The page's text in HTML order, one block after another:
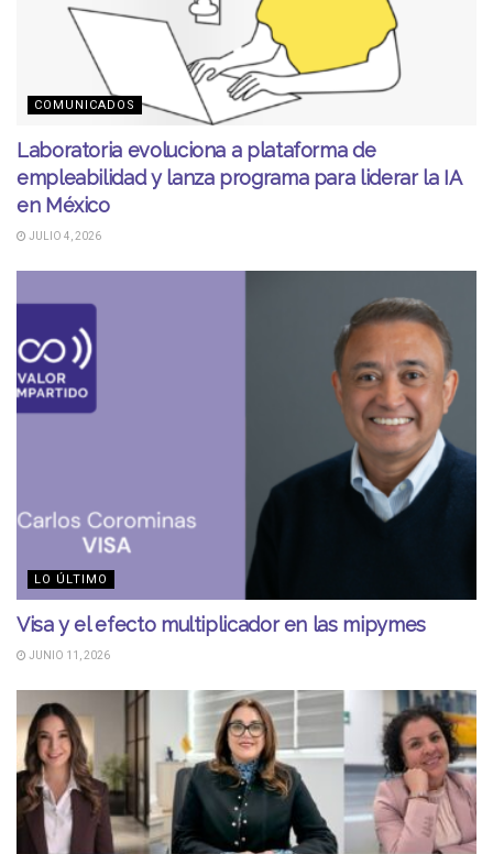
COMUNICADOS
Laboratoria evoluciona a plataforma de
empleabilidad y lanza programa para liderar la IA
en México
JULIO 4, 2026
LO ÚLTIMO
Visa y el efecto multiplicador en las mipymes
JUNIO 11, 2026